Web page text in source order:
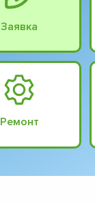
Заявка
Ремонт